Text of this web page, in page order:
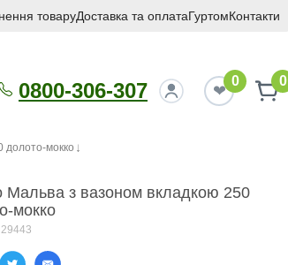
товаруДоставка та оплатаГуртомКонтакти
0800-306-307 0 0
долото-мокко
Мальва з вазоном вкладкою 250
мокко